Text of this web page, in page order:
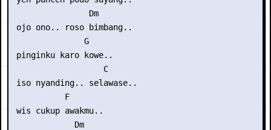
                Dm
ojo ono.. roso bimbang..
               G
pinginku karo kowe..
                   C
iso nyanding.. selawase..
           F
wis cukup awakmu..
             Dm